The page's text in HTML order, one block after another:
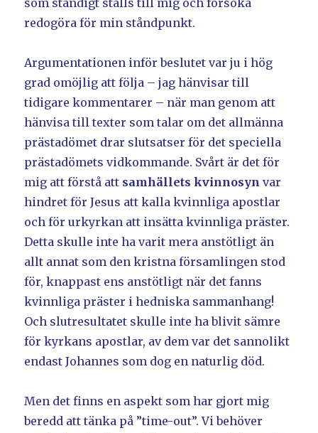
som ständigt ställs till mig och försöka
redogöra för min ståndpunkt.
Argumentationen inför beslutet var ju i hög
grad omöjlig att följa – jag hänvisar till
tidigare kommentarer – när man genom att
hänvisa till texter som talar om det allmänna
prästadömet drar slutsatser för det speciella
prästadömets vidkommande. Svårt är det för
mig att förstå att samhällets kvinnosyn var
hindret för Jesus att kalla kvinnliga apostlar
och för urkyrkan att insätta kvinnliga präster.
Detta skulle inte ha varit mera anstötligt än
allt annat som den kristna församlingen stod
för, knappast ens anstötligt när det fanns
kvinnliga präster i hedniska sammanhang!
Och slutresultatet skulle inte ha blivit sämre
för kyrkans apostlar, av dem var det sannolikt
endast Johannes som dog en naturlig död.
Men det finns en aspekt som har gjort mig
beredd att tänka på ”time-out”. Vi behöver